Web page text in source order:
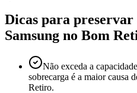
Dicas para preservar
Samsung no Bom
Não exceda a
sobrecarga é a maior causa
Retiro.